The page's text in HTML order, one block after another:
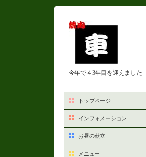
今年で４3年目を迎えました
トップページ
インフォメーション
お昼の献立
メニュー